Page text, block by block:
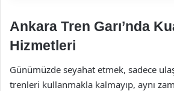
Ankara Tren Garı’nda
Hizmetleri
Günümüzde seyahat etmek, sadece
trenleri kullanmakla kalmayıp, aynı